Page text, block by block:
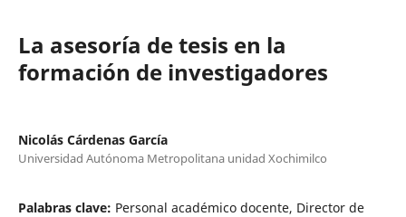
La asesoría de tesis en la
formación de investigadores
Nicolás Cárdenas García
Universidad Autónoma Metropolitana unidad Xochimilco
Palabras clave: Personal académico docente, Director de